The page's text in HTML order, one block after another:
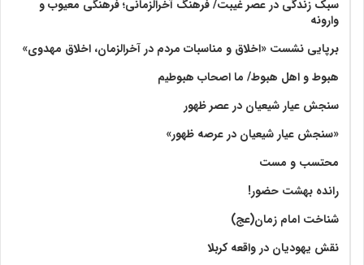
سبک زندگی در عصر غیبت/ فرهنگ آخرالزّمانی؛ فرهنگی معیوب و
وارونه
برپایی نشست «اخلاق و مناسبات مردم در آخرالزمان، اخلاق مهدوی»
هبوط و اهل هبوط/ ما اصحاب هبوطیم
سنجش عیار شیعیان در عصر ظهور
«سنجش عیار شیعیان در عرصه ظهور»
محتسب و مست
رانده بهشت‌ حضور!
شناخت امام زمان(عج)
نقش یهودیان در واقعه کربلا